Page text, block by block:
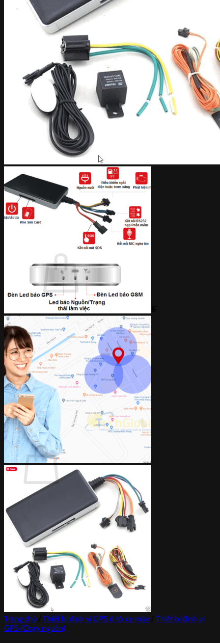
Liên hệ
Tìm
kiếm:
Giỏ hàng /0₫ 0
Chưa có sản phẩm trong giỏ hàng.
Quay trở lại cửa hàng
0
Giỏ hàng
Chưa có sản phẩm trong giỏ hàng.
Quay trở lại cửa hàng
Trang chủ Thiết bị định vị GPS ô tô xe máy
Thiết bị định vị
GPS (Chạy nguồn)